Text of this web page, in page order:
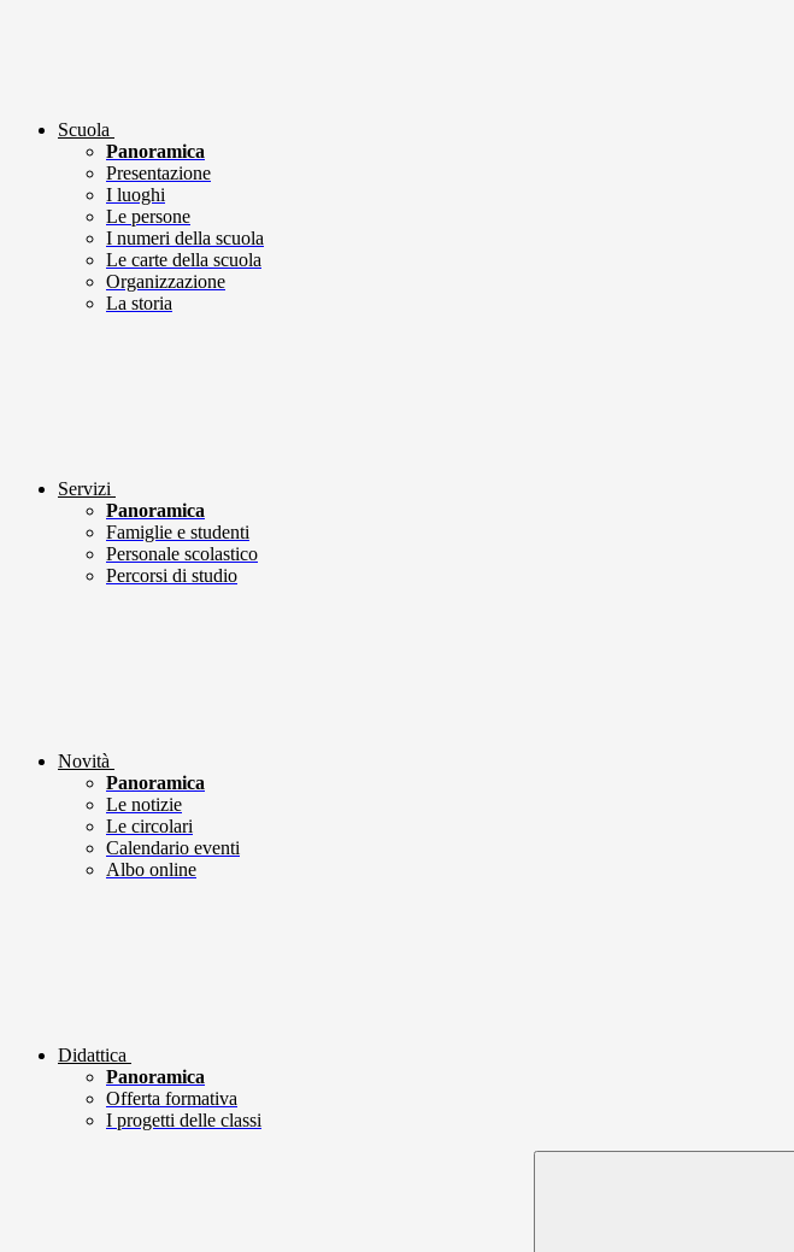
Scuola
Panoramica
Presentazione
I luoghi
Le persone
I numeri della scuola
Le carte della scuola
Organizzazione
La storia
Servizi
Panoramica
Famiglie e studenti
Personale scolastico
Percorsi di studio
Novità
Panoramica
Le notizie
Le circolari
Calendario eventi
Albo online
Didattica
Panoramica
Offerta formativa
I progetti delle classi